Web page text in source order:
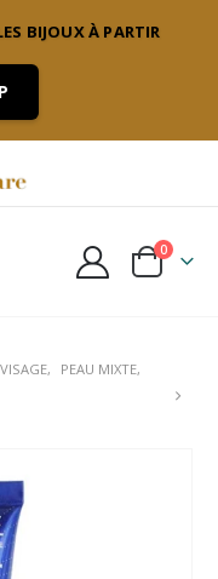
BIJOUX À PARTIR
0
, PEAU MIXTE,